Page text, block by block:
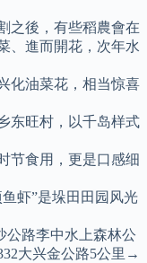
之後，有些稻農會在
、進而開花，次年水
化油菜花，相当惊喜
东旺村，以千岛样式
节食用，更是口感细
虾”是垛田田园风光
路李中水上森林公
大兴金公路5公里→